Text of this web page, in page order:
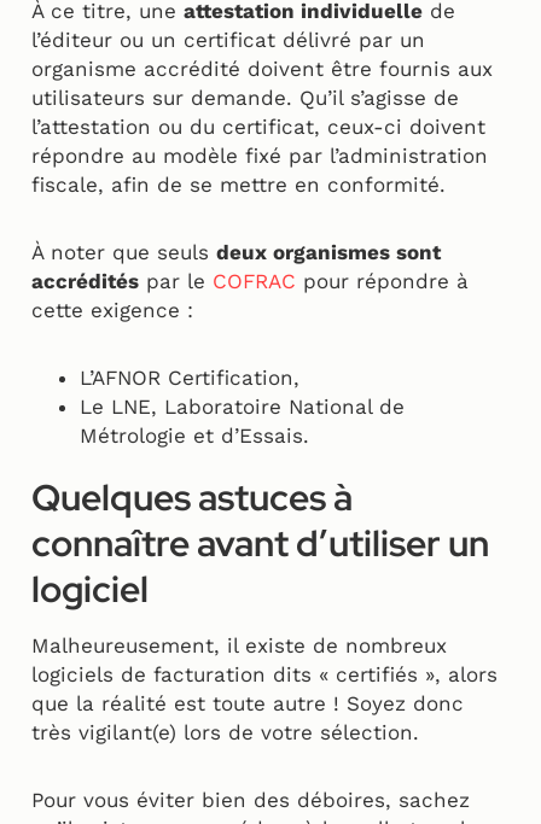
À ce titre, une attestation individuelle de
l’éditeur ou un certificat délivré par un
organisme accrédité doivent être fournis aux
utilisateurs sur demande. Qu’il s’agisse de
l’attestation ou du certificat, ceux-ci doivent
répondre au modèle fixé par l’administration
fiscale, afin de se mettre en conformité.
À noter que seuls deux organismes sont
accrédités par le COFRAC pour répondre à
cette exigence :
L’AFNOR Certification,
Le LNE, Laboratoire National de
Métrologie et d’Essais.
Quelques astuces à
connaître avant d’utiliser un
logiciel
Malheureusement, il existe de nombreux
logiciels de facturation dits « certifiés », alors
que la réalité est toute autre ! Soyez donc
très vigilant(e) lors de votre sélection.
Pour vous éviter bien des déboires, sachez